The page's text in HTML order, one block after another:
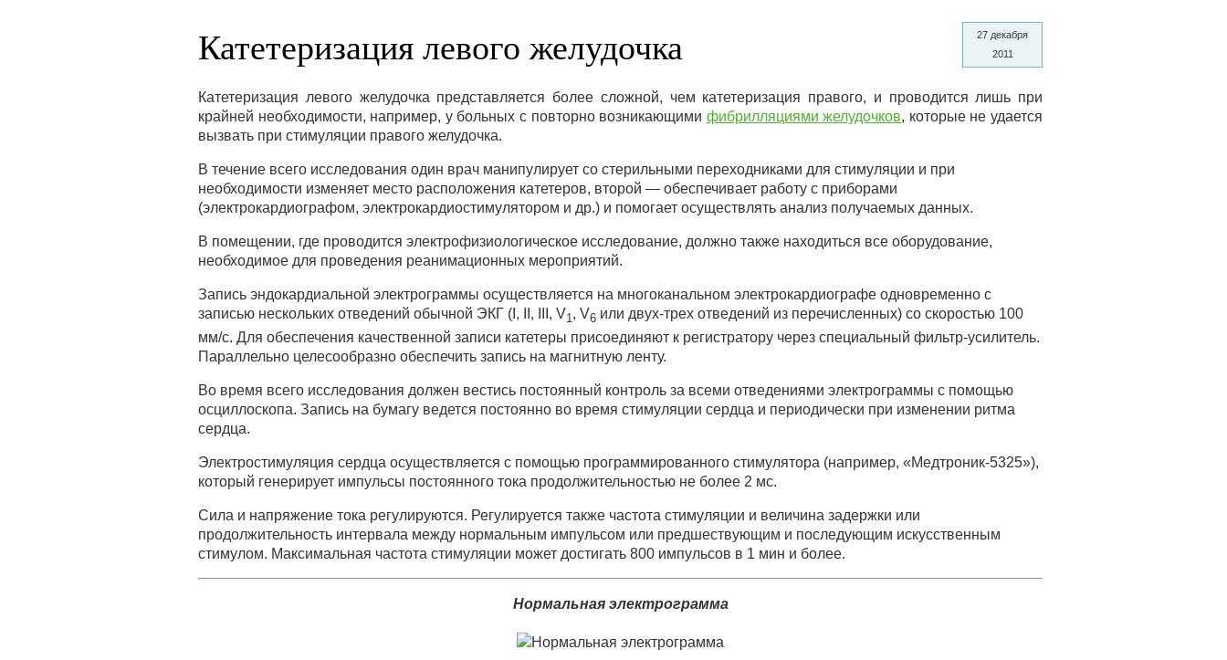
27 декабря
2011
Катетеризация левого желудочка
Катетеризация левого желудочка представляется более сложной, чем катетеризация правого, и проводится лишь при
крайней необходимости, например, у больных с повторно возникающими фибрилляциями желудочков, которые не удается
вызвать при стимуляции правого желудочка.
В течение всего исследования один врач манипулирует со стерильными переходниками для стимуляции и при
необходимости изменяет место расположения катетеров, второй — обеспечивает работу с приборами
(электрокардиографом, электрокардиостимулятором и др.) и помогает осуществлять анализ получаемых данных.
В помещении, где проводится электрофизиологическое исследование, должно также находиться все оборудование,
необходимое для проведения реанимационных мероприятий.
Запись эндокардиальной электрограммы осуществляется на многоканальном электрокардиографе одновременно с
записью нескольких отведений обычной ЭКГ (I, II, III, V1, V6 или двух-трех отведений из перечисленных) со скоростью 100
мм/с. Для обеспечения качественной записи катетеры присоединяют к регистратору через специальный фильтр-усилитель.
Параллельно целесообразно обеспечить запись на магнитную ленту.
Во время всего исследования должен вестись постоянный контроль за всеми отведениями электрограммы с помощью
осциллоскопа. Запись на бумагу ведется постоянно во время стимуляции сердца и периодически при изменении ритма
сердца.
Электростимуляция сердца осуществляется с помощью программированного стимулятора (например, «Медтроник-5325»),
который генерирует импульсы постоянного тока продолжительностью не более 2 мс.
Сила и напряжение тока регулируются. Регулируется также частота стимуляции и величина задержки или
продолжительность интервала между нормальным импульсом или предшествующим и последующим искусственным
стимулом. Максимальная частота стимуляции может достигать 800 импульсов в 1 мин и более.
Нормальная электрограмма